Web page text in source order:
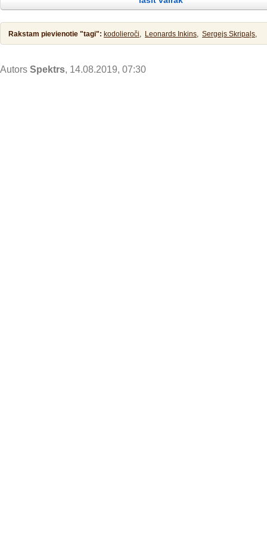
pirmsākums. Reiz britu zemē iznāca kāds nedēļas laikraksts. Katru
Rakstam pievienotie "tagi": kodolieroči, Leonards Inkins, Sergejs Skripaļs,
Autors Spektrs, 14.08.2019, 07:30